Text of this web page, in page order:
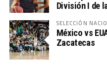
División I de
SELECCIÓN
México vs
Zacatecas